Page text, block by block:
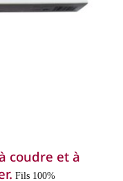
coudre et à
Fils 100%